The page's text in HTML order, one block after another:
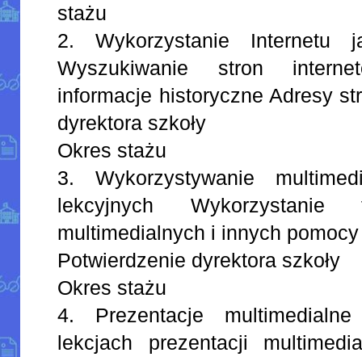
stażu
2. Wykorzystanie Internetu
Wyszukiwanie stron
informacje historyczne Adresy
dyrektora szkoły
Okres stażu
3. Wykorzystywanie
lekcyjnych Wykorzystanie
multimedialnych i innych
Potwierdzenie dyrektora szkoły
Okres stażu
4. Prezentacje
lekcjach prezentacji